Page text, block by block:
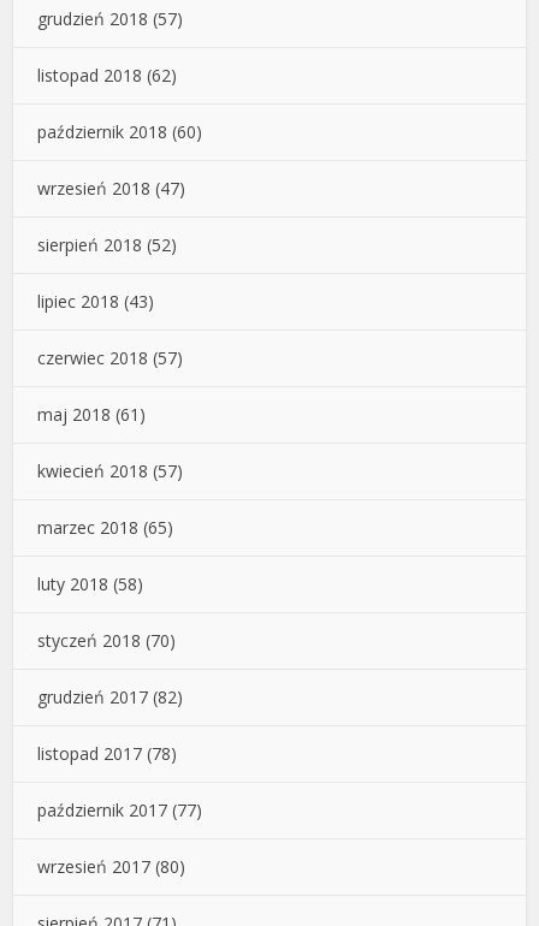
grudzień 2018 (57)
listopad 2018 (62)
październik 2018 (60)
wrzesień 2018 (47)
sierpień 2018 (52)
lipiec 2018 (43)
czerwiec 2018 (57)
maj 2018 (61)
kwiecień 2018 (57)
marzec 2018 (65)
luty 2018 (58)
styczeń 2018 (70)
grudzień 2017 (82)
listopad 2017 (78)
październik 2017 (77)
wrzesień 2017 (80)